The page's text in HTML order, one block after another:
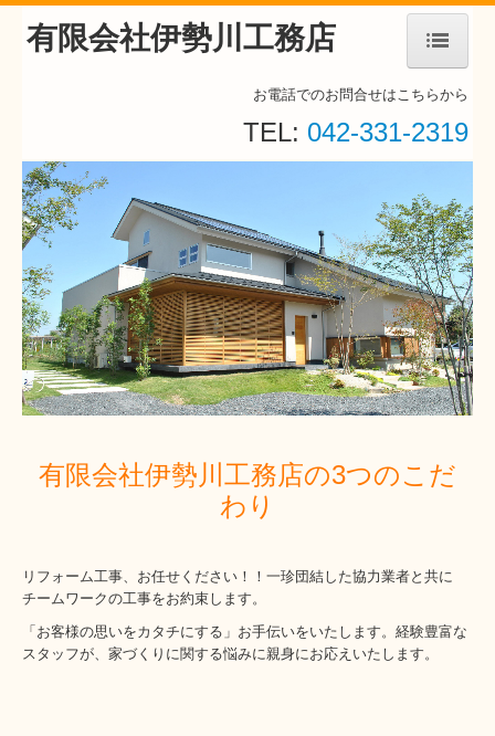
会社案内
施工事例
スタッフ紹介
有限会社伊勢川工務店
お電話でのお問合せはこちらから
TEL: 042-331-2319
有限会社伊勢川工務店の3つのこだ
わり
リフォーム工事、お任せください！！一珍団結した協力業者と共に
チームワークの工事をお約束します。
「お客様の思いをカタチにする」お手伝いをいたします。経験豊富な
スタッフが、家づくりに関する悩みに親身にお応えいたします。